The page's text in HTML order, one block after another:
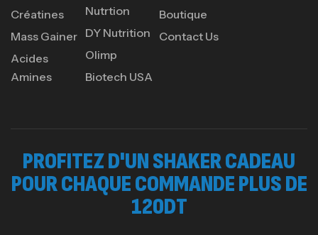
Créatines
Mass Gainer
Acides
Amines
Nutrtion
DY Nutrition
Olimp
Biotech USA
Boutique
Contact Us
PROFITEZ D'UN SHAKER CADEAU
POUR CHAQUE COMMANDE PLUS DE
120DT